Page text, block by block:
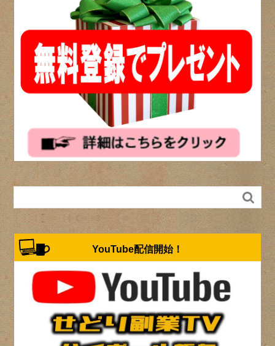

YouTube配信開始！